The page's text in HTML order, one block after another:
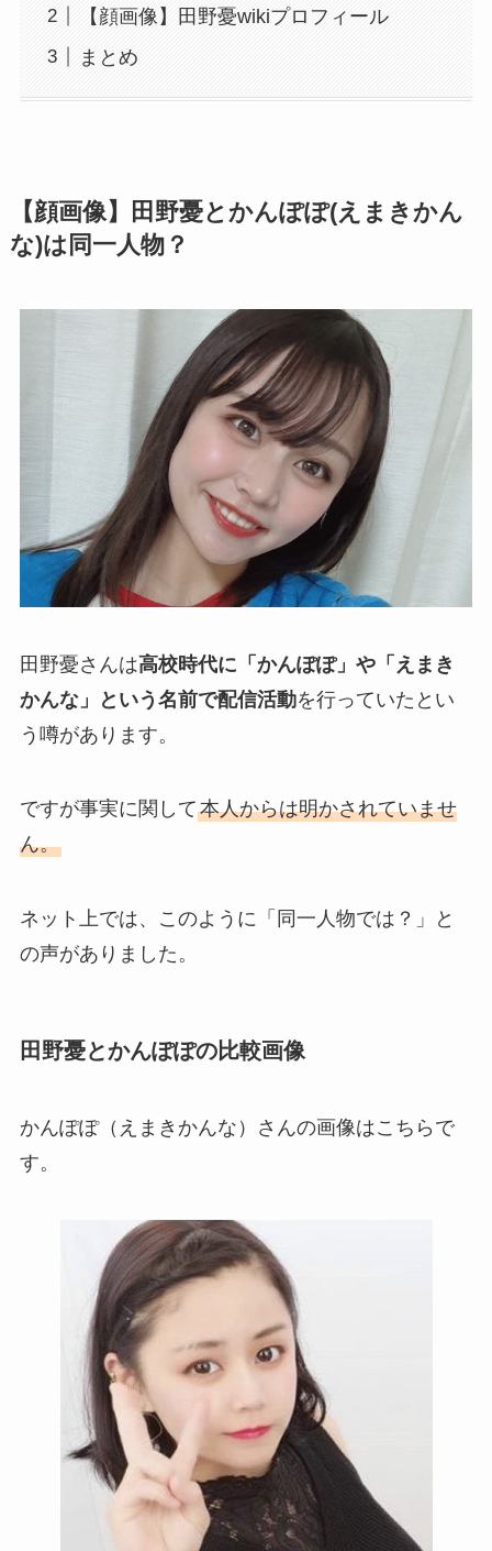
【顔画像】田野憂wikiプロフィール
まとめ
【顔画像】田野憂とかんぽぽ(えまきかん
な)は同一人物？
田野憂さんは高校時代に「かんぽぽ」や「えまき
かんな」という名前で配信活動を行っていたとい
う噂があります。
ですが事実に関して本人からは明かされていませ
ん。
ネット上では、このように「同一人物では？」と
の声がありました。
田野憂とかんぽぽの比較画像
かんぽぽ（えまきかんな）さんの画像はこちらで
す。